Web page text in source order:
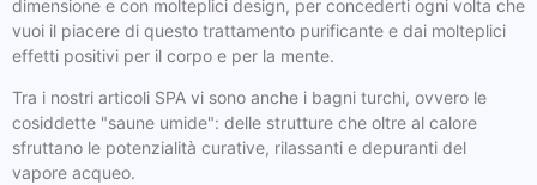
dimensione e con molteplici design, per concederti ogni volta che
vuoi il piacere di questo trattamento purificante e dai molteplici
effetti positivi per il corpo e per la mente.
Tra i nostri articoli SPA vi sono anche i bagni turchi, ovvero le
cosiddette "saune umide": delle strutture che oltre al calore
sfruttano le potenzialità curative, rilassanti e depuranti del
vapore acqueo.